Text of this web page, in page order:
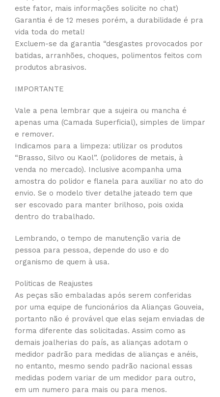
este fator, mais informações solicite no chat)
Garantia é de 12 meses porém, a durabilidade é pra
vida toda do metal!
Excluem-se da garantia “desgastes provocados por
batidas, arranhões, choques, polimentos feitos com
produtos abrasivos.
IMPORTANTE
Vale a pena lembrar que a sujeira ou mancha é
apenas uma (Camada Superficial), simples de limpar
e remover.
Indicamos para a limpeza: utilizar os produtos
“Brasso, Silvo ou Kaol”. (polidores de metais, à
venda no mercado). Inclusive acompanha uma
amostra do polidor e flanela para auxiliar no ato do
envio. Se o modelo tiver detalhe jateado tem que
ser escovado para manter brilhoso, pois oxida
dentro do trabalhado.
Lembrando, o tempo de manutenção varia de
pessoa para pessoa, depende do uso e do
organismo de quem à usa.
Politicas de Reajustes
As peças são embaladas após serem conferidas
por uma equipe de funcionários da Alianças Gouveia,
portanto não é provável que elas sejam enviadas de
forma diferente das solicitadas. Assim como as
demais joalherias do país, as alianças adotam o
medidor padrão para medidas de alianças e anéis,
no entanto, mesmo sendo padrão nacional essas
medidas podem variar de um medidor para outro,
em um numero para mais ou para menos.